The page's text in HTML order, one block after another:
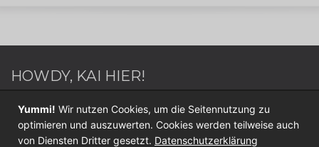
HOWDY, KAI HIER!
Webdesigner / Webentwickler - Blogger - Switch
Sportler - Internet Nerd - Medien Junkie -
Werderaner - Papa.
Yummi! Wir nutzen Cookies, um die Seitennutzung zu
optimieren und auszuwerten. Cookies werden teilweise auch
von Diensten Dritter gesetzt. Datenschutzerklärung